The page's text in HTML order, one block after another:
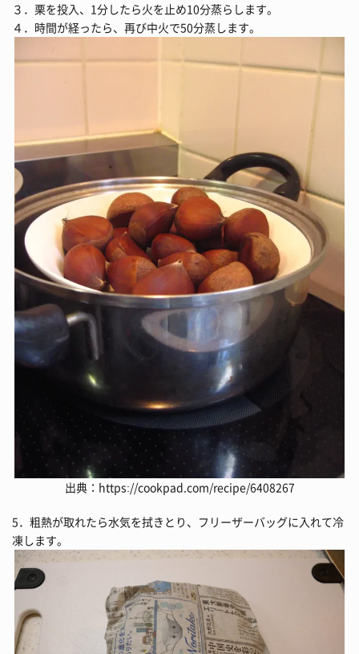
３．栗を投入、1分したら火を止め10分蒸らします。
４．時間が経ったら、再び中火で50分蒸します。
出典：https://cookpad.com/recipe/6408267
5．粗熱が取れたら水気を拭きとり、フリーザーバッグに入れて冷
凍します。